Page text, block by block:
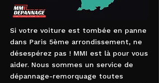
Si votre voiture est tombée en panne
dans Paris 5ème arrondissement, ne
désespérez pas ! MMI est là pour vous
aider. Nous sommes un service de
dépannage-remorquage toutes